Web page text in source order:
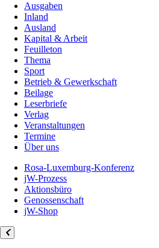
Ausgaben
Inland
Ausland
Kapital & Arbeit
Feuilleton
Thema
Sport
Betrieb & Gewerkschaft
Beilage
Leserbriefe
Verlag
Veranstaltungen
Termine
Über uns
Rosa-Luxemburg-Konferenz
jW-Prozess
Aktionsbüro
Genossenschaft
jW-Shop